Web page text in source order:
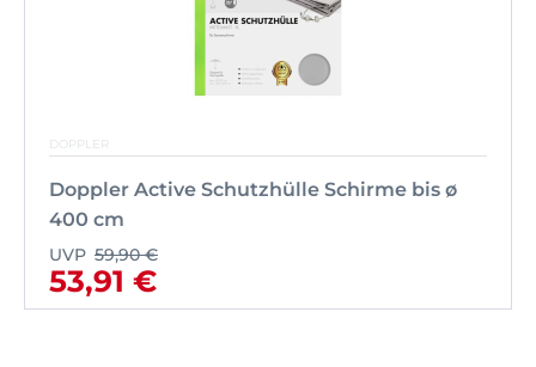
DOPPLER
Doppler Active Schutzhülle Schirme bis ø
400 cm
UVP 59,90 €
53,91 €